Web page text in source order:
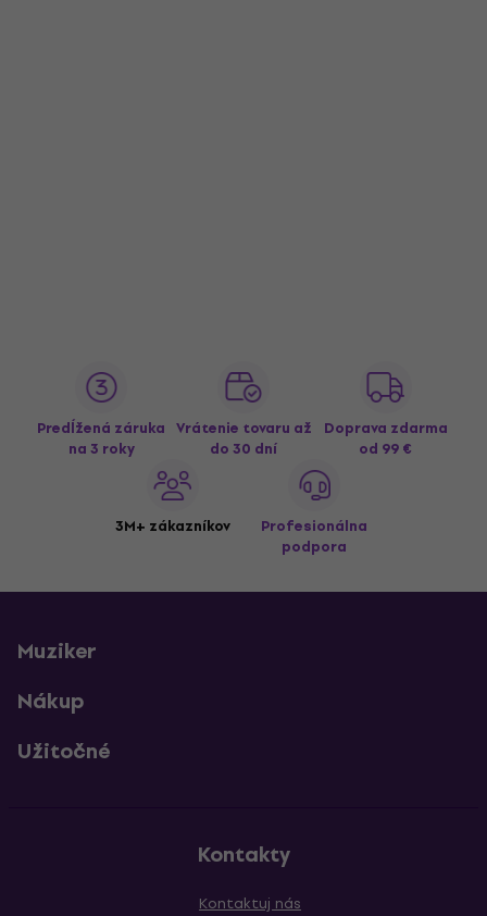
Predĺžená záruka
na 3 roky
Vrátenie tovaru až
do 30 dní
Doprava zdarma
od 99 €
3M+ zákazníkov
Profesionálna
podpora
Muziker
Nákup
Užitočné
Kontakty
Kontaktuj nás